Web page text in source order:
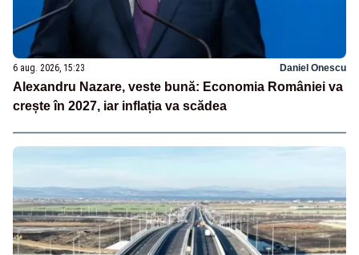
6 aug. 2026, 15:23 Daniel Onescu
Alexandru Nazare, veste bună: Economia României va
crește în 2027, iar inflația va scădea